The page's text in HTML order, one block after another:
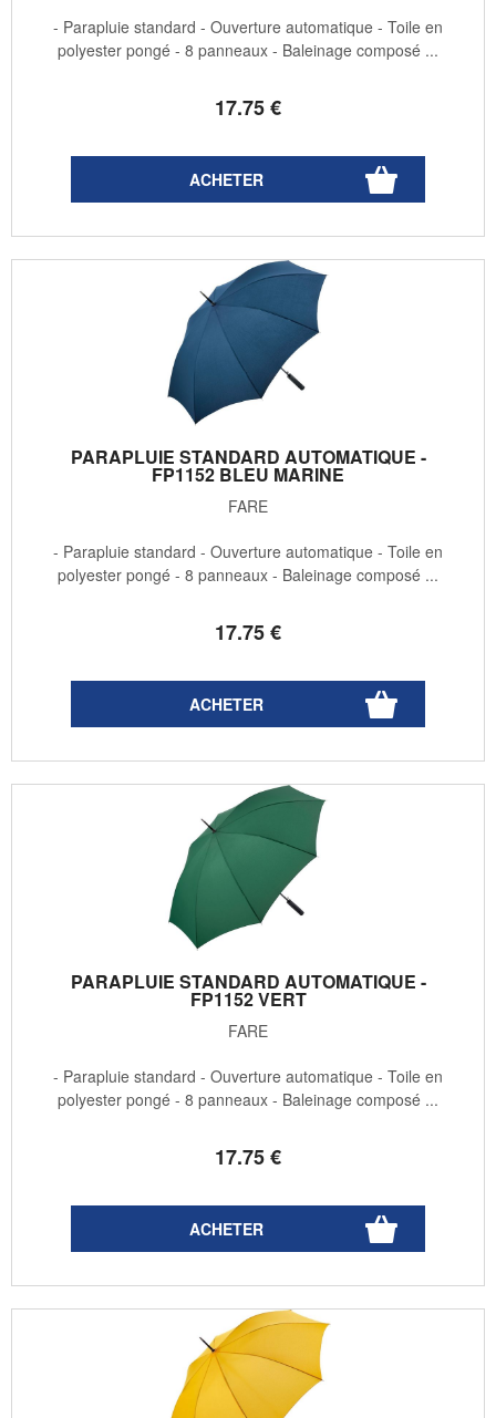
17.75€
- Parapluie standard - Ouverture automatique - Toile en
polyester pongé - 8 panneaux - Baleinage composé ...
PARAPLUIE STANDARD AUTOMATIQUE -
FP1152 BLEU MARINE
FARE
17.75€
- Parapluie standard - Ouverture automatique - Toile en
polyester pongé - 8 panneaux - Baleinage composé ...
PARAPLUIE STANDARD AUTOMATIQUE -
FP1152 VERT
FARE
17.75€
- Parapluie standard - Ouverture automatique - Toile en
polyester pongé - 8 panneaux - Baleinage composé ...